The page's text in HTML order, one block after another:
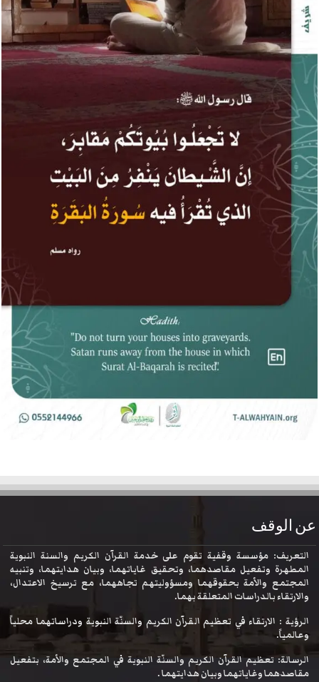
عن الوقف
التعريف: مؤسسة وقفية تقوم على خدمة القرآن الكريم والسنة النبوية
المطهرة وتفعيل مقاصدهما، وتحقيق غاياتهما، وبيان هدايتهما، وتنبيه
المجتمع والأمة بحقوقهما ومسؤوليتهم تجاههما، مع ترسيخ الاعتدال،
والارتقاء بالدراسات المتعلقة بهما.
الرؤية : الارتقاء في تعظيم القرآن الكريم والسنّة النبوية ودراساتهما محلياً
وعالمياً.
الرسالة: تعظيم القرآن الكريم والسنّة النبوية في المجتمع والأمة، بتفعيل
مقاصدهما وغاياتهما وبيان هدايتهما .